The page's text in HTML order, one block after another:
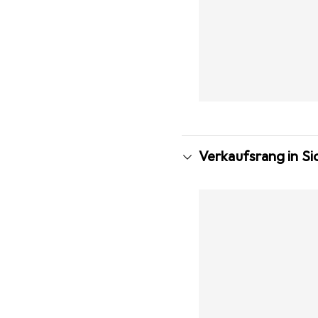
Verkaufsrang in